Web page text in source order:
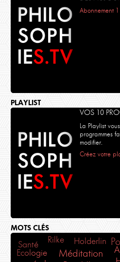
Abonnement
PLAYLIST
VOS 10
La Playlist
programmes
modifier.
Créez votre
MOTS CLÉS
Santé
Rilke Holderlin
Ecologie Méditation